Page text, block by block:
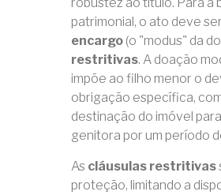
patrimonial, o ato deve
encargo (o "modus" da
restritivas. A doação
impõe ao filho menor o
obrigação específica,
destinação do imóvel
genitora por um período
As cláusulas restritivas
proteção, limitando a